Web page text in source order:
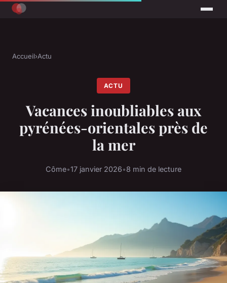
Accueil›Actu
ACTU
Vacances inoubliables aux
pyrénées-orientales près de
la mer
Côme•17 janvier 2026•8 min de lecture